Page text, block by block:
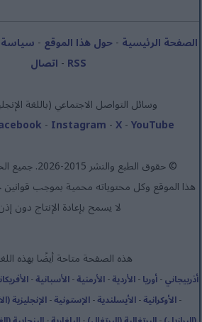
الصفحة الرئيسية -حول هذا الموقع -
RSS
- اتصال
وسائل التواصل الاجتماعي (باللغة
- Instagram -X-YouTube
© حقوق الطبع والنشر 2015-2026. جميع الحقوق محفوظة.
هذا الموقع وكل محتوياته محمية بموجب قوانين
لا يسمح بإعادة الإنتاج دون
هذه الصفحة متاحة أيضًا بهذه
أذربيجاني-أوريا-الأردية-الأرمنية-الأسبانية-
-الأوكرانية-الأيسلندية-الإستونية-الإنجليزية